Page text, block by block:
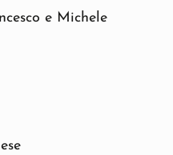
e Michele